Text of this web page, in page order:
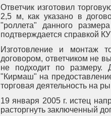
Ответчик изготовил
2,5 м, как указано в
"роллета" данного
подтверждается справкой
Изготовление и монтаж
договором, ответчиком не
не подходит по размеру.
"Кирмаш" на
торговая деятельность на
19 января 2005 г. истец
расторгнуть заключенный